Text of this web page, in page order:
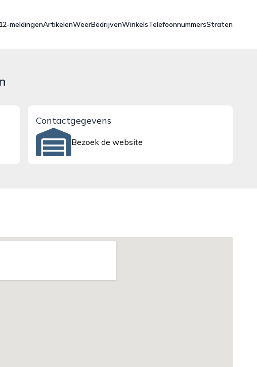
meldingenArtikelenWeerBedrijvenWinkelsTelefoonnummersStraten
Contactgegevens
Bezoek de website